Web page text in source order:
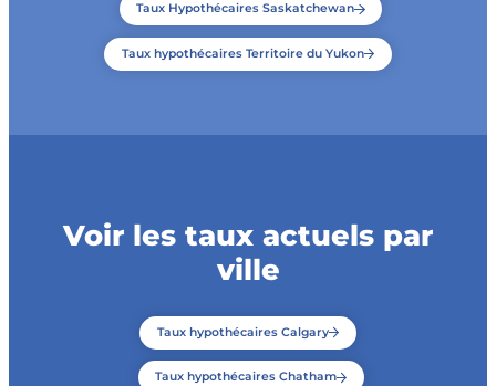
Taux Hypothécaires Saskatchewan
Taux hypothécaires Territoire du Yukon
Voir les taux actuels par
ville
Taux hypothécaires Calgary
Taux hypothécaires Chatham